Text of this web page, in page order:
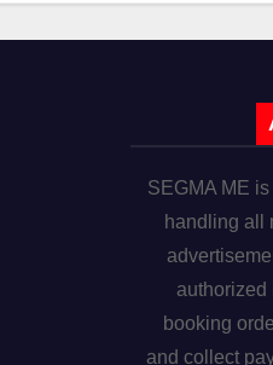
SEGMA ME
handling all
authorized
booking
and collect